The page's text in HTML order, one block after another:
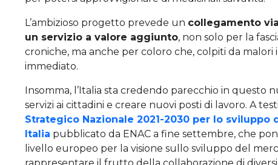
L’ambizioso progetto prevede un collegamento
un servizio a valore aggiunto, non solo per la
croniche, ma anche per coloro che, colpiti da malori
immediato.
Insomma, l’Italia sta credendo parecchio in
servizi ai cittadini e creare nuovi posti di lavoro. A
Strategico Nazionale 2021-2030 per lo sviluppo
Italia pubblicato da ENAC a fine settembre, che
livello europeo per la visione sullo sviluppo del